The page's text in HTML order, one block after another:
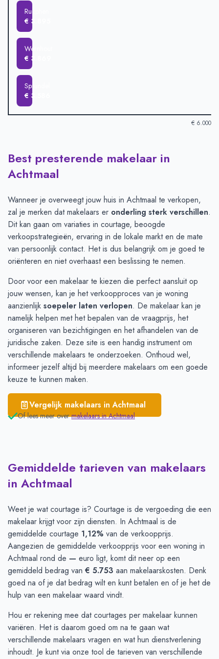
Rucphen
€ 3.895
Wernhout
€ 3.869
Sprundel
€ 3.586
€ 6.000
Verkoopprijzen in andere plaatsen per m2-Afgelopen 3
Plaats
Achtmaal
Zundert
€ 4.519
Etten-Leur
€ 4.102
Rucphen
€ 3.895
Wernhout
€ 3.869
Sprundel
€ 3.586
Best presterende makelaar in
Achtmaal
Wanneer je overweegt jouw huis in Achtmaal te verkopen,
zal je merken dat makelaars er onderling sterk verschillen.
Dit kan gaan om variaties in courtage, beoogde
verkoopstrategieën, ervaring in de lokale markt en de mate
van persoonlijk contact. Het is dus belangrijk om je goed te
oriënteren en niet overhaast een beslissing te nemen.
Door voor een makelaar te kiezen die perfect aansluit op
jouw wensen, kan je het verkoopproces van je woning
aanzienlijk soepeler laten verlopen. De makelaar kan je
namelijk helpen met het bepalen van de vraagprijs, het
organiseren van bezichtigingen en het afhandelen van de
juridische zaken. Deze site is een handig instrument om
verschillende makelaars te onderzoeken. Onthoud wel,
informeer jezelf altijd bij meerdere makelaars om een goede
keuze te kunnen maken.
Vergelijk makelaars inAchtmaal
Of lees meer over makelaars inAchtmaal
Gemiddelde tarieven van makelaars
in Achtmaal
Weet je wat courtage is? Courtage is de vergoeding die een
makelaar krijgt voor zijn diensten. In Achtmaal is de
gemiddelde courtage 1,12% van de verkoopprijs.
Aangezien de gemiddelde verkoopprijs voor een woning in
Achtmaal rond de — euro ligt, komt dit neer op een
gemiddeld bedrag van € 5.753 aan makelaarskosten. Denk
goed na of je dat bedrag wilt en kunt betalen en of je het de
hulp van een makelaar waard vindt.
Hou er rekening mee dat courtages per makelaar kunnen
variëren. Het is daarom goed om na te gaan wat
verschillende makelaars vragen en wat hun dienstverlening
inhoudt. Je kunt via onze tool de tarieven van verschillende